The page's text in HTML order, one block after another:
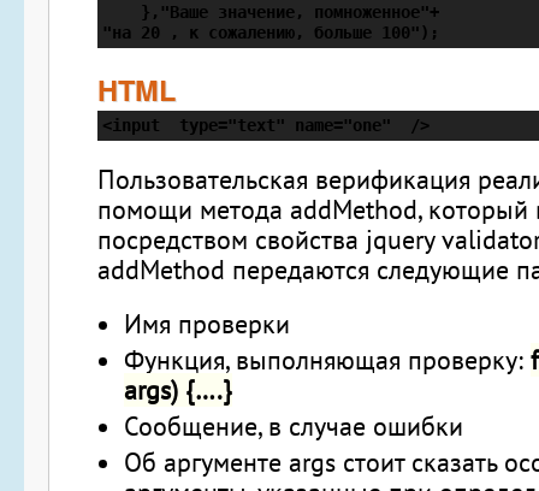
    },"Ваше значение, помноженное"+
"на 20 , к сожалению, больше 100");
HTML
<input  type="text" name="one"  />
Пользовательская верификация
помощи метода addMethod, который
посредством свойства jquery
addMethod передаются следующие
Имя проверки
Функция, выполняющая проверку:
args) {….}
Сообщение, в случае ошибки
Об аргументе args стоит сказать